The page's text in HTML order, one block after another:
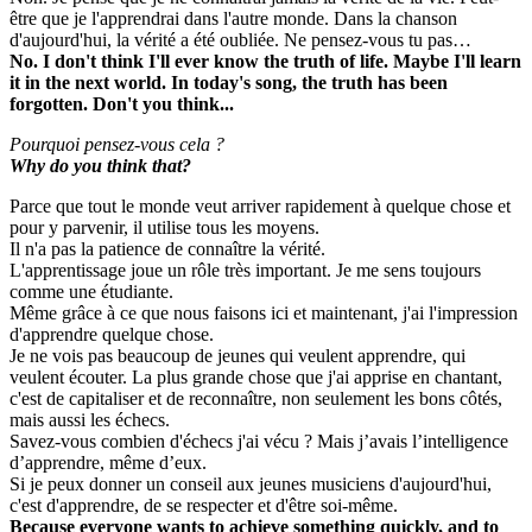
être que je l'apprendrai dans l'autre monde. Dans la chanson
d'aujourd'hui, la vérité a été oubliée. Ne pensez-vous tu pas…
No. I don't think I'll ever know the truth of life. Maybe I'll learn
it in the next world. In today's song, the truth has been
forgotten. Don't you think...
Pourquoi pensez-vous cela ?
Why do you think that?
Parce que tout le monde veut arriver rapidement à quelque chose et
pour y parvenir, il utilise tous les moyens.
Il n'a pas la patience de connaître la vérité.
L'apprentissage joue un rôle très important. Je me sens toujours
comme une étudiante.
Même grâce à ce que nous faisons ici et maintenant, j'ai l'impression
d'apprendre quelque chose.
Je ne vois pas beaucoup de jeunes qui veulent apprendre, qui
veulent écouter. La plus grande chose que j'ai apprise en chantant,
c'est de capitaliser et de reconnaître, non seulement les bons côtés,
mais aussi les échecs.
Savez-vous combien d'échecs j'ai vécu ? Mais j’avais l’intelligence
d’apprendre, même d’eux.
Si je peux donner un conseil aux jeunes musiciens d'aujourd'hui,
c'est d'apprendre, de se respecter et d'être soi-même.
Because everyone wants to achieve something quickly, and to